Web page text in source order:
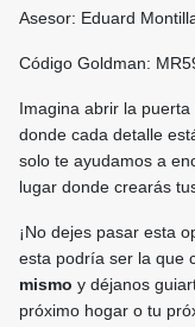
Asesor: Eduard
Código Goldman:
Imagina abrir la
donde cada detalle
solo te ayudamos a
lugar donde crearás
¡No dejes pasar esta
esta podría ser la que
mismo y déjanos
próximo hogar o tu